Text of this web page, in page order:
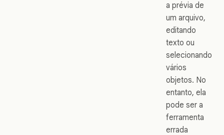
a prévia de
um arquivo,
editando
texto ou
selecionando
vários
objetos. No
entanto, ela
pode ser a
ferramenta
errada